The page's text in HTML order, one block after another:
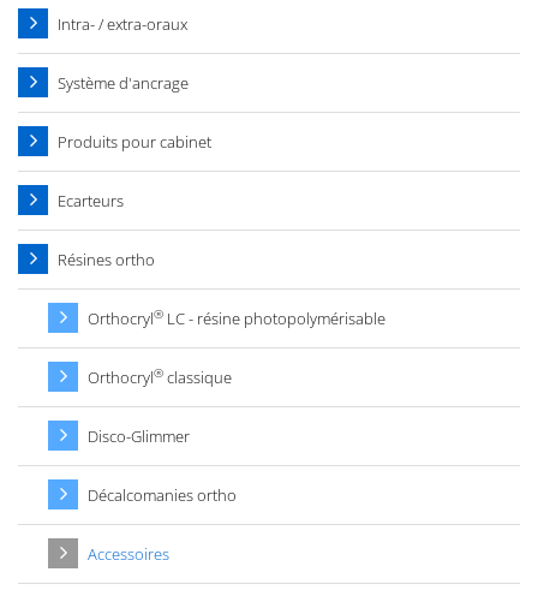
Intra- / extra-oraux
Système d'ancrage
Produits pour cabinet
Ecarteurs
Résines ortho
Orthocryl® LC - résine photopolymérisable
Orthocryl® classique
Disco-Glimmer
Décalcomanies ortho
Accessoires